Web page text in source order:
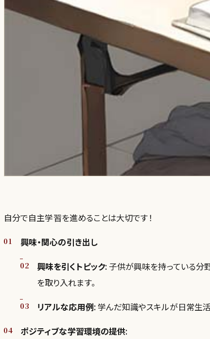
自分で自主学習を進めることは大切です！
興味・関心の引き出し
興味を引くトピック: 子供が興味を持っている分
を取り入れます。
リアルな応用例: 学んだ知識やスキルが日常生
ポジティブな学習環境の提供: